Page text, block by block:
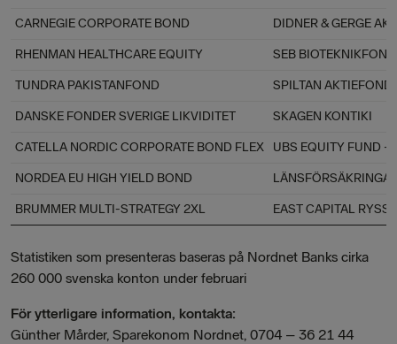
CARNEGIE CORPORATE BOND DIDNER & GERGE
RHENMAN HEALTHCARE EQUITY SEB BIOTEKNIKFOND
TUNDRA PAKISTANFOND SPILTAN
DANSKE FONDER SVERIGE LIKVIDITET SKAGEN KONTIKI
CATELLA NORDIC CORPORATE BOND FLEX UBS EQUITY FUND –
NORDEA EU HIGH YIELD BOND
BRUMMER MULTI-STRATEGY 2XL EAST CAPITAL
Statistiken som presenteras baseras på Nordnet Banks cirka
260 000 svenska konton under februari
För ytterligare information, kontakta:
Günther Mårder, Sparekonom Nordnet, 0704 – 36 21 44